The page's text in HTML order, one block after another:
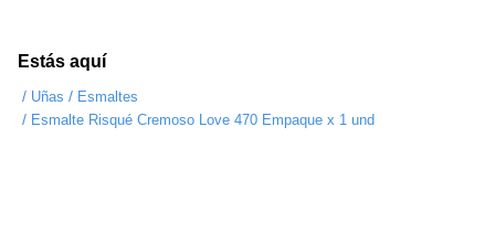
Estás aquí
/ Uñas / Esmaltes
/ Esmalte Risqué Cremoso Love 470 Empaque x 1 und